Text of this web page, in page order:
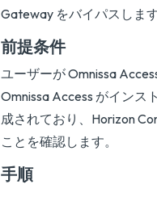
Gateway をバイパスします
前提条件
ユーザーが Omnissa
Omnissa Access がインス
成されており、Horizon
ことを確認します。
手順